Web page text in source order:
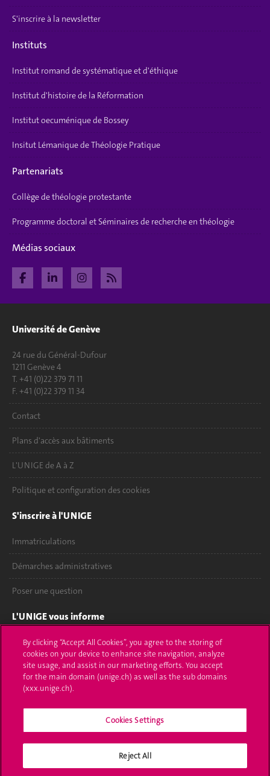
S'inscrire à la newsletter
Instituts
Institut romand de systématique et d'éthique
Institut d'histoire de la Réformation
Institut oecuménique de Bossey
Insitut Lémanique de Théologie Pratique
Partenariats
Collège de théologie protestante
Programme doctoral et Séminaires de recherche en théologie
Médias sociaux
Université de Genève
24 rue du Général-Dufour
1211 Genève 4
T. +41 (0)22 379 71 11
F. +41 (0)22 379 11 34
Contact
Plans d'accès aux bâtiments
L'UNIGE de A à Z
Politique et configuration des cookies
S'inscrire à l'UNIGE
Immatriculations
Démarches administratives
Poser une question
L'UNIGE vous informe
UNIGE Mobile
Médias
Offres d'emploi
Calendrier académique
Médias sociaux UNIGE
By clicking “Accept All Cookies”, you agree to the storing of
cookies on your device to enhance site navigation, analyze
site usage, and assist in our marketing efforts. You accept
for the main domain (unige.ch) as well as the sub domains
(xxx.unige.ch).
Cookies Settings
Reject All